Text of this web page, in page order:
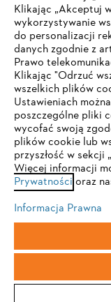
Serwis
Polityka
Informacje prawne
"ANDREAS STIHL" SP.
Podgórne
TWOJA
Korzystasz z
celu optymalnego
przejście do jednej
Firefox
Klikając „Akceptuj
wykorzystywanie
do personalizacji
danych zgodnie z
Prawo
Klikając "Odrzuć
wszelkich plików
Ustawieniach
poszczególne pliki
wycofać swoją
plików cookie lub
przyszłość w sekcji
Więcej informacji
Prywatności oraz
Informacja Prawna